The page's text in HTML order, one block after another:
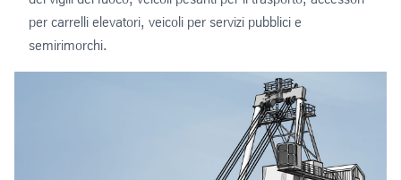
per carrelli elevatori, veicoli per servizi pubblici e
semirimorchi.